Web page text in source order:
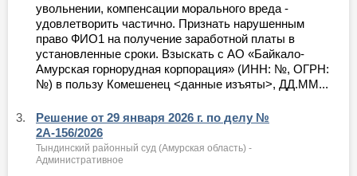
увольнении, компенсации морального вреда -
удовлетворить частично. Признать нарушенным
право ФИО1 на получение заработной платы в
установленные сроки. Взыскать с АО «Байкало-
Амурская горнорудная корпорация» (ИНН: №, ОГРН:
№) в пользу Комешенец <данные изъяты>, ДД.ММ...
3.
Решение от 29 января 2026 г. по делу №
2А-156/2026
Тындинский районный суд (Амурская область) -
Административное